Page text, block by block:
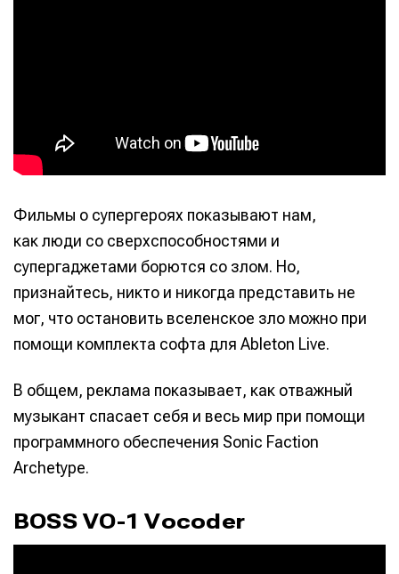
Фильмы о супергероях показывают нам,
как люди со сверхспособностями и
супергаджетами борются со злом. Но,
признайтесь, никто и никогда представить не
мог, что остановить вселенское зло можно при
помощи комплекта софта для Ableton Live.
В общем, реклама показывает, как отважный
музыкант спасает себя и весь мир при помощи
программного обеспечения Sonic Faction
Archetype.
BOSS VO-1 Vocoder